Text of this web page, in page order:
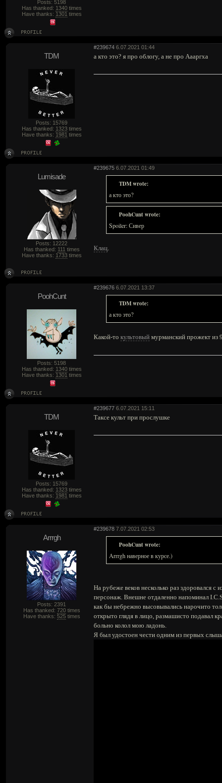
Posts: 5198
Has thanked: 1340times
Have thanks: 1301 times
#239674 6.07.2021 01:44
TDM
Posts: 15769
Has thanked: 1323times
Have thanks: 1981 times
а кто это? я про облогу, а не про Аааргха
#239675 6.07.2021 01:49
Lumisade
Posts: 12222
Has thanked: 111 times
Have thanks: 1733times
TDM wrote:
а кто это?
PoohCunt wrote:
Spoiler: Сивер
Клац.
#239676 6.07.2021 13:37
PoohCunt
Posts: 5198
Has thanked: 1340times
Have thanks: 1301 times
TDM wrote:
а кто это?
Какой-то культовый мурманский прожект из
#239677 6.07.2021 15:11
TDM
Posts: 15769
Has thanked: 1323times
Have thanks: 1981 times
Таксе культ при прослушке
#239678 7.07.2021 02:53
Arrrgh
Posts: 2391
Has thanked: 720times
Have thanks: 525times
PoohCunt wrote:
Arrrgh наверное в курсе.)
На рубеже веков несколько раз здоровался
персонаж. Внешне отдаленно напоминал
как бы небрежно высовывались нарочито
открыто глядя в лицо, размашисто подавал
больно колол мою ладонь.
Я был удостоен чести одним из первых